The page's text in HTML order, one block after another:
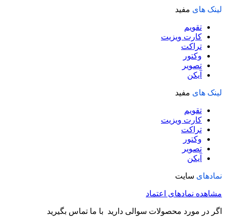
لینک های مفید
تقویم
کارت ویزیت
تراکت
وکتور
تصویر
آیکن
لینک های مفید
تقویم
کارت ویزیت
تراکت
وکتور
تصویر
آیکن
نمادهای سایت
مشاهده نمادهای اعتماد
اگر در مورد محصولات سوالی دارید با ما تماس بگیرید